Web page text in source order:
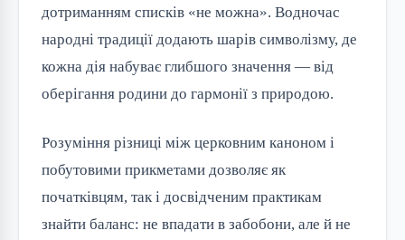
дотриманням списків «не можна». Водночас
народні традиції додають шарів символізму, де
кожна дія набуває глибшого значення — від
оберігання родини до гармонії з природою.
Розуміння різниці між церковним каноном і
побутовими прикметами дозволяє як
початківцям, так і досвідченим практикам
знайти баланс: не впадати в забобони, але й не